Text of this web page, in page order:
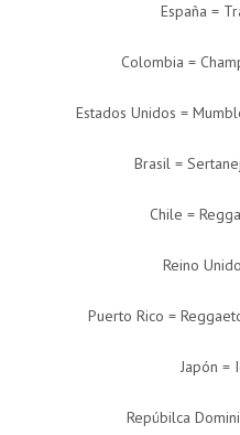
España =
Colombia =
Estados Unidos =
Brasil =
Chile =
Reino
Puerto Rico =
Japón =
Repúbilca